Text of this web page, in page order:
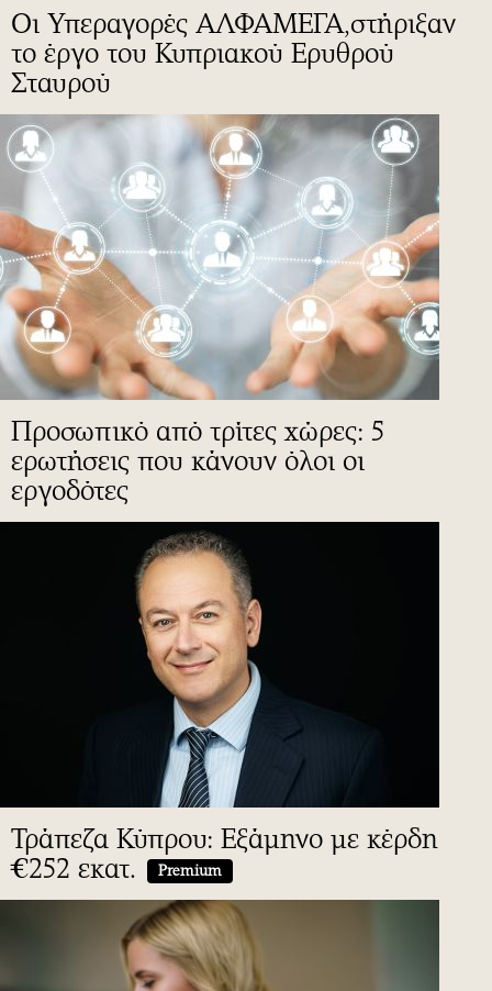
Οι Υπεραγορές ΑΛΦΑΜΕΓΑ,στήριξαν
το έργο του Κυπριακού Ερυθρού
Σταυρού
Προσωπικό από τρίτες χώρες: 5
ερωτήσεις που κάνουν όλοι οι
εργοδότες
Τράπεζα Κύπρου: Εξάμηνο με κέρδη
€252 εκατ.
Premium